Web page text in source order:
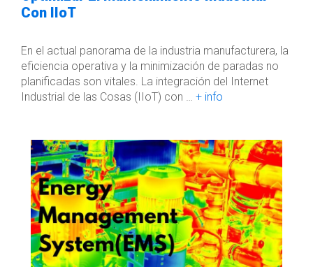
Con IIoT
En el actual panorama de la industria manufacturera, la
eficiencia operativa y la minimización de paradas no
planificadas son vitales. La integración del Internet
Industrial de las Cosas (IIoT) con … + info